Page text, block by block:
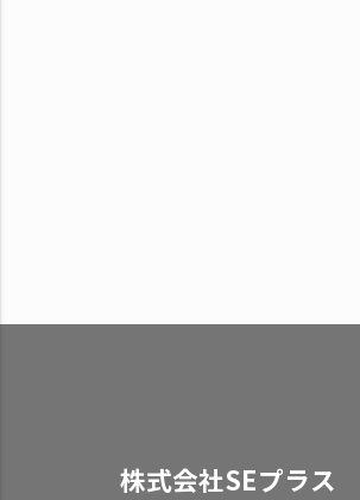
株式会社SEプラス